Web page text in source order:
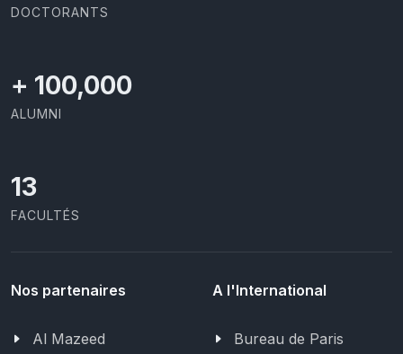
DOCTORANTS
+ 100,000
ALUMNI
13
FACULTÉS
Nos partenaires
Al Mazeed
A l'International
Bureau de Paris